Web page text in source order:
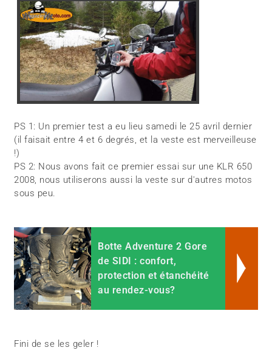
PS 1: Un premier test a eu lieu samedi le 25 avril dernier
(il faisait entre 4 et 6 degrés, et la veste est merveilleuse
!)
PS 2: Nous avons fait ce premier essai sur une KLR 650
2008, nous utiliserons aussi la veste sur d'autres motos
sous peu.
Botte Adventure 2 Gore
de SIDI : confort,
protection et étanchéité
au rendez-vous?
Fini de se les geler !